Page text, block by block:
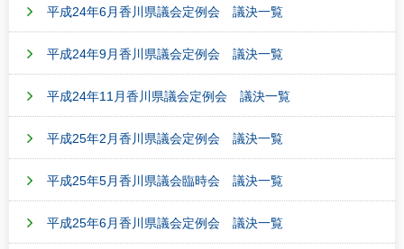
平成24年6月香川県議会定例会 議決一覧
平成24年9月香川県議会定例会 議決一覧
平成24年11月香川県議会定例会 議決一覧
平成25年2月香川県議会定例会 議決一覧
平成25年5月香川県議会臨時会 議決一覧
平成25年6月香川県議会定例会 議決一覧